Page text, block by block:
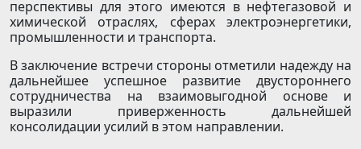
перспективы для этого имеются в нефтегазовой и
химической отраслях, сферах электроэнергетики,
промышленности и транспорта.
В заключение встречи стороны отметили надежду на
дальнейшее успешное развитие двустороннего
сотрудничества на взаимовыгодной основе и
выразили приверженность дальнейшей
консолидации усилий в этом направлении.